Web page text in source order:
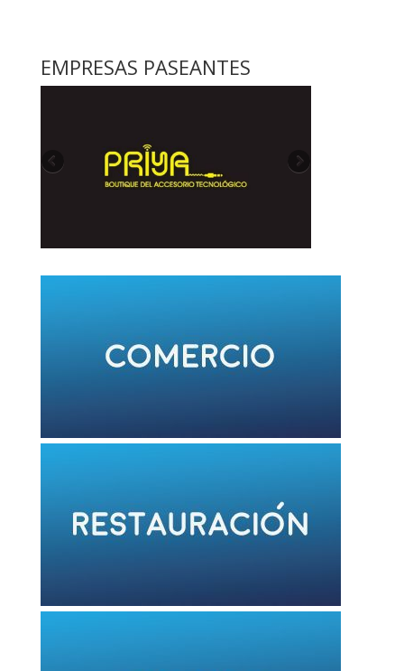
EMPRESAS PASEANTES